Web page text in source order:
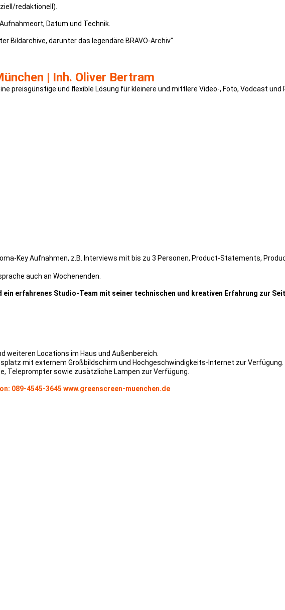
redaktionell).
Datum und Technik.
Bildarchive, darunter das legendäre BRAVO-Archiv"
| Inh. Oliver Bertram
preisgünstige und flexible Lösung für kleinere und mittlere Video-, Foto, Vodcast
Key Aufnahmen, z.B. Interviews mit bis zu 3 Personen, Product-Statements,
auch an Wochenenden.
erfahrenes Studio-Team mit seiner technischen und kreativen Erfahrung zur
weiteren Locations im Haus und Außenbereich.
mit externem Großbildschirm und Hochgeschwindigkeits-Internet zur Verfügung.
Teleprompter sowie zusätzliche Lampen zur Verfügung.
089-4545-3645 www.greenscreen-muenchen.de